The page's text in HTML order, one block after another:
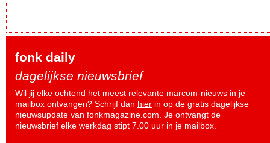
fonk daily
dagelijkse nieuwsbrief
Wil jij elke ochtend het meest relevante marcom-nieuws in je
mailbox ontvangen? Schrijf dan hier in op de gratis dagelijkse
nieuwsupdate van fonkmagazine.com. Je ontvangt de
nieuwsbrief elke werkdag stipt 7.00 uur in je mailbox.